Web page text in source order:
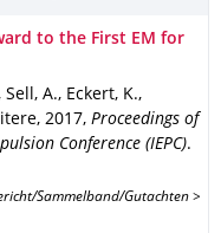
to the First EM for
A., Eckert, K.,
, 2017, Proceedings of
Conference (IEPC).
Sammelband/Gutachten >